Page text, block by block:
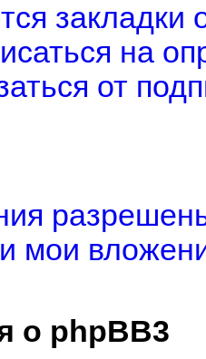
закладки
на
от
мои
о phpBB3